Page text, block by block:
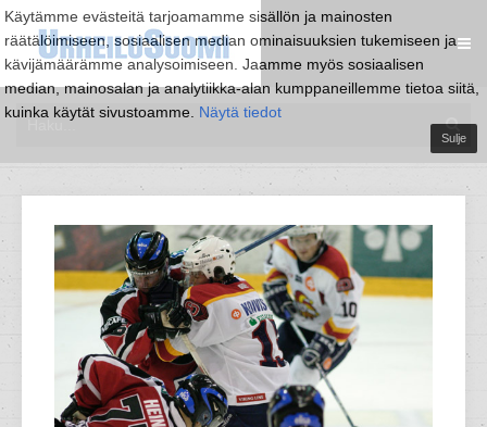
Käytämme evästeitä tarjoamamme sisällön ja mainosten
räätälöimiseen, sosiaalisen median ominaisuuksien tukemiseen ja
kävijämäärämme analysoimiseen. Jaamme myös sosiaalisen
median, mainosalan ja analytiikka-alan kumppaneillemme tietoa siitä,
kuinka käytät sivustoamme. Näytä tiedot
Sulje